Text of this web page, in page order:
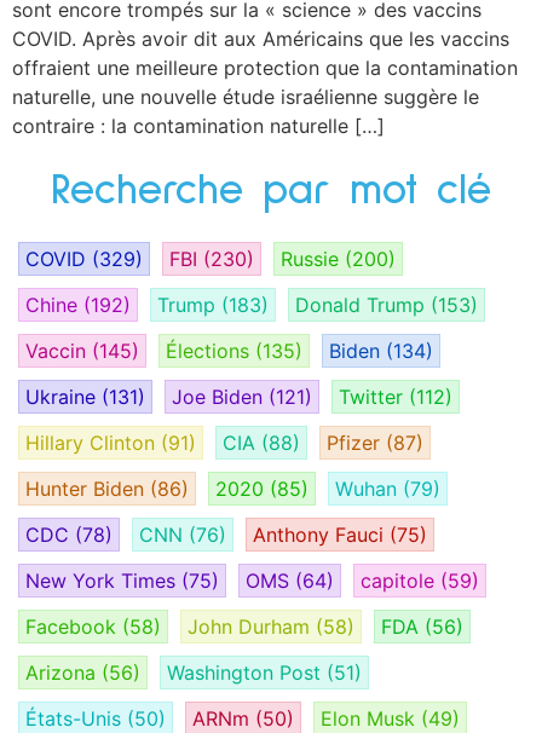
sont encore trompés sur la « science » des vaccins
COVID. Après avoir dit aux Américains que les vaccins
offraient une meilleure protection que la contamination
naturelle, une nouvelle étude israélienne suggère le
contraire : la contamination naturelle […]
Recherche par mot clé
COVID (329) FBI (230) Russie (200)
Chine (192) Trump (183) Donald Trump (153)
Vaccin (145) Élections (135) Biden (134)
Ukraine (131) Joe Biden (121) Twitter (112)
Hillary Clinton (91) CIA (88) Pfizer (87)
Hunter Biden (86) 2020 (85) Wuhan (79)
CDC (78) CNN (76) Anthony Fauci (75)
New York Times (75) OMS (64) capitole (59)
Facebook (58) John Durham (58) FDA (56)
Arizona (56) Washington Post (51)
États-Unis (50) ARNm (50) Elon Musk (49)